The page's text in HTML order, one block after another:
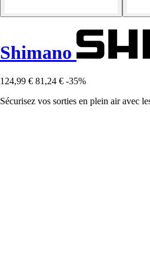
Shimano
124,99 € 81,24 € -35%
Sécurisez vos sorties en plein air avec